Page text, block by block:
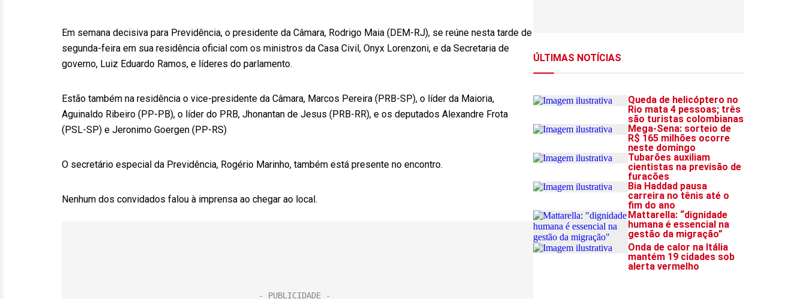
Em semana decisiva para Previdência, o presidente da Câmara, Rodrigo Maia (DEM-RJ), se reúne nesta tarde de
segunda-feira em sua residência oficial com os ministros da Casa Civil, Onyx Lorenzoni, e da Secretaria de
governo, Luiz Eduardo Ramos, e líderes do parlamento.
Estão também na residência o vice-presidente da Câmara, Marcos Pereira (PRB-SP), o líder da Maioria,
Aguinaldo Ribeiro (PP-PB), o líder do PRB, Jhonantan de Jesus (PRB-RR), e os deputados Alexandre Frota
(PSL-SP) e Jeronimo Goergen (PP-RS)
O secretário especial da Previdência, Rogério Marinho, também está presente no encontro.
Nenhum dos convidados falou à imprensa ao chegar ao local.